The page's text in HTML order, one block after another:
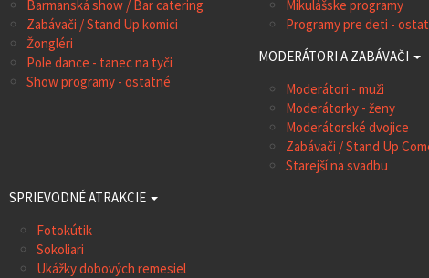
Barmanská show / Bar catering
Zabávači / Stand Up komici
Žongléri
Pole dance - tanec na tyči
Show programy - ostatné
Mikulášske programy
Programy pre deti -
MODERÁTORI A ZABÁVAČI
Moderátori - muži
Moderátorky - ženy
Moderátorské dvojice
Zabávači / Stand Up
Starejší na svadbu
SPRIEVODNÉ ATRAKCIE
Fotokútik
Sokoliari
Ukážky dobových remesiel